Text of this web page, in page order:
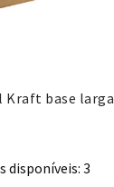
Kraft base larga
disponíveis: 3